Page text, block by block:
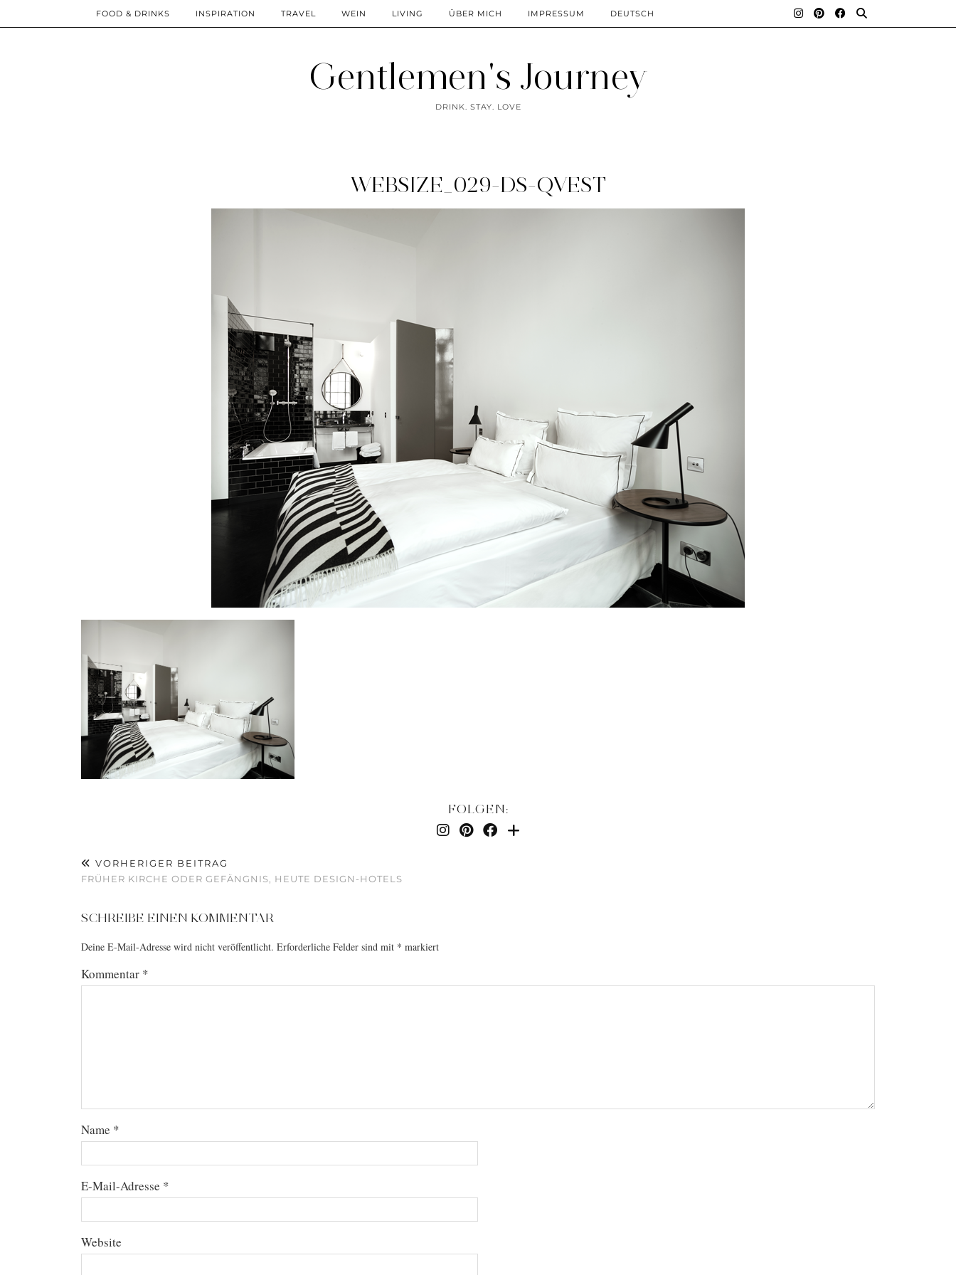
Gentlemen's Journey
DRINK. STAY. LOVE
FOOD & DRINKS INSPIRATION TRAVEL WEIN LIVING ÜBER MICH IMPRESSUM DEUTSCH
WEBSIZE_029-DS-QVEST
FOLGEN:
VORHERIGER BEITRAG
FRÜHER KIRCHE ODER GEFÄNGNIS, HEUTE DESIGN-HOTELS
SCHREIBE EINEN KOMMENTAR
Deine E-Mail-Adresse wird nicht veröffentlicht. Erforderliche Felder sind mit * markiert
Kommentar *
Name *
E-Mail-Adresse *
Website